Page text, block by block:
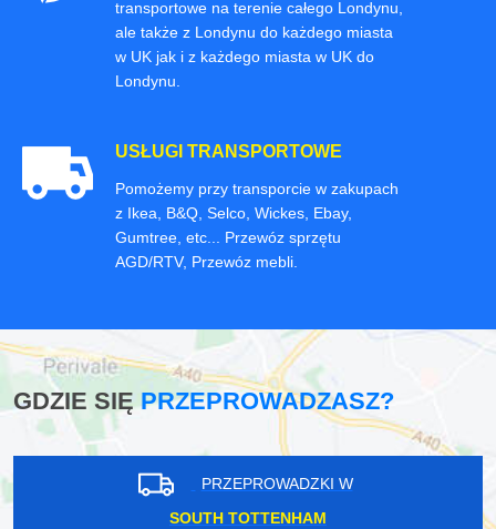
transportowe na terenie całego Londynu,
ale także z Londynu do każdego miasta
w UK jak i z każdego miasta w UK do
Londynu.
USŁUGI TRANSPORTOWE
Pomożemy przy transporcie w zakupach
z Ikea, B&Q, Selco, Wickes, Ebay,
Gumtree, etc... Przewóz sprzętu
AGD/RTV, Przewóz mebli.
GDZIE SIĘPRZEPROWADZASZ?
PRZEPROWADZKI W
SOUTH TOTTENHAM